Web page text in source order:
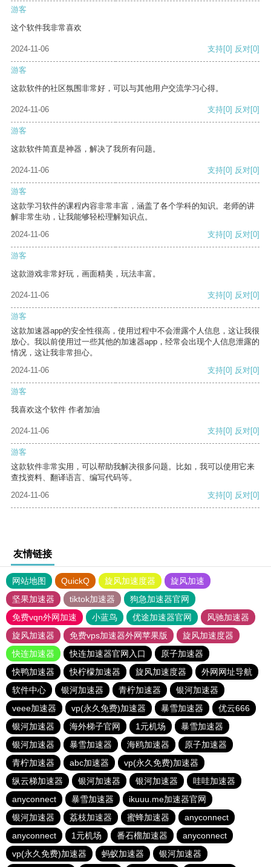
游客
这个软件我非常喜欢
2024-11-06 支持[0] 反对[0]
游客
这款软件的社区氛围非常好，可以与其他用户交流学习心得。
2024-11-06 支持[0] 反对[0]
游客
这款软件简直是神器，解决了我所有问题。
2024-11-06 支持[0] 反对[0]
游客
这款学习软件的课程内容非常丰富，涵盖了各个学科的知识。老师的讲
解非常生动，让我能够轻松理解知识点。
2024-11-06
支持[0] 反对[0]
游客
这款游戏非常好玩，画面精美，玩法丰富。
2024-11-06 支持[0] 反对[0]
游客
这款加速器app的安全性很高，使用过程中不会泄露个人信息，这让我很
放心。我以前使用过一些其他的加速器app，经常会出现个人信息泄露的
情况，这让我非常担心。
2024-11-06
支持[0] 反对[0]
游客
我喜欢这个软件 作者加油
2024-11-06 支持[0] 反对[0]
游客
这款软件非常实用，可以帮助我解决很多问题。比如，我可以使用它来
查找资料、翻译语言、编写代码等。
2024-11-06
支持[0] 反对[0]
友情链接
网站地图 QuickQ 旋风加速度器
旋风加速
坚果加速器
tiktok加速器
狗急加速器官网
免费vqn外网加速
小蓝鸟 优途加速器官网
风驰加速器
旋风加速器
免费vps加速器外网苹果版
旋风加速度器
快连加速器
快连加速器官网入口
原子加速器
快鸭加速器
快柠檬加速器 旋风加速度器
外网网址导航
软件中心
银河加速器 青柠加速器
银河加速器
veee加速器
vp(永久免费)加速器 暴雪加速器
优云666
银河加速器
海外梯子官网 1元机场
暴雪加速器
银河加速器
暴雪加速器 海鸥加速器
原子加速器
青柠加速器
abc加速器
vp(永久免费)加速器
纵云梯加速器
银河加速器 银河加速器
哇哇加速器
anyconnect
暴雪加速器
ikuuu.me加速器官网
银河加速器
荔枝加速器 蜜蜂加速器
anyconnect
anyconnect
1元机场 番石榴加速器
anyconnect
vp(永久免费)加速器
蚂蚁加速器 银河加速器